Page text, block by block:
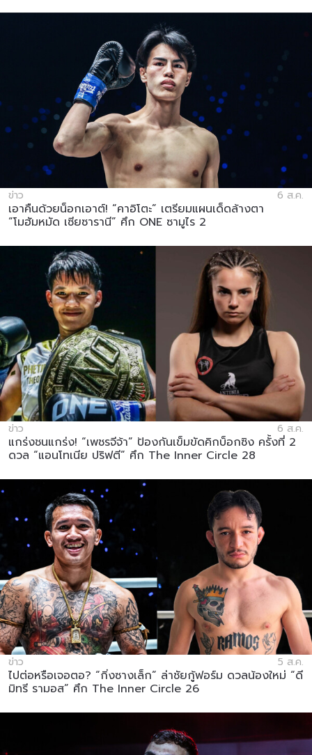
ข่าว 6 ส.ค.
เอาคืนด้วยน็อกเอาต์! “คาอิโตะ” เตรียมแผนเด็ดล้างตา
“โมฮัมหมัด เซียซารานี” ศึก ONE ซามูไร 2
ข่าว 6 ส.ค.
แกร่งชนแกร่ง! “เพชรจีจ้า” ป้องกันเข็มขัดคิกบ็อกซิง ครั้งที่ 2
ดวล “แอนโทเนีย ปริฟตี” ศึก The Inner Circle 28
ข่าว 5 ส.ค.
ไปต่อหรือเจอตอ? “กิ่งซางเล็ก” ล่าชัยกู้ฟอร์ม ดวลน้องใหม่ “ดี
มิทรี รามอส” ศึก The Inner Circle 26